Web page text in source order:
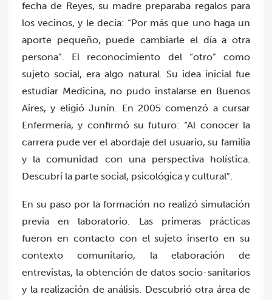
fecha de Reyes, su madre preparaba regalos para
los vecinos, y le decía: “Por más que uno haga un
aporte pequeño, puede cambiarle el día a otra
persona”. El reconocimiento del “otro” como
sujeto social, era algo natural. Su idea inicial fue
estudiar Medicina, no pudo instalarse en Buenos
Aires, y eligió Junín. En 2005 comenzó a cursar
Enfermería, y confirmó su futuro: “Al conocer la
carrera pude ver el abordaje del usuario, su familia
y la comunidad con una perspectiva holística.
Descubrí la parte social, psicológica y cultural”.
En su paso por la formación no realizó simulación
previa en laboratorio. Las primeras prácticas
fueron en contacto con el sujeto inserto en su
contexto comunitario, la elaboración de
entrevistas, la obtención de datos socio-sanitarios
y la realización de análisis. Descubrió otra área de